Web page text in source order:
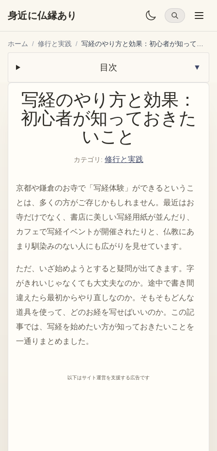
身近に仏縁あり
ホーム / 修行と実践 /
目次 ▼
写経のやり方と効果：
初心者が知っておきた
いこと
カテゴリ : 修行と実践
京都や鎌倉のお寺で「写経体験」ができるというこ
とは、多くの方がご存じかもしれません。最近はお
寺だけでなく、書店に美しい写経用紙が並んだり、
カフェで写経イベントが開催されたりと、仏教にあ
まり馴染みのない人にも広がりを見せています。
ただ、いざ始めようとすると疑問が出てきます。字
がきれいじゃなくても大丈夫なのか。途中で書き間
違えたら最初からやり直しなのか。そもそもどんな
道具を使って、どのお経を写せばいいのか。この記
事では、写経を始めたい方が知っておきたいことを
一通りまとめました。
以下はサイト運営を支援する広告です